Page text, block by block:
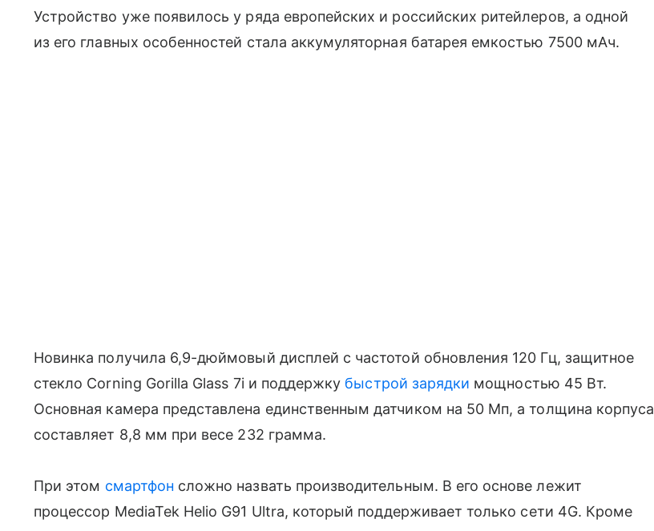
Устройство уже появилось у ряда европейских и российских ритейлеров, а одной
из его главных особенностей стала аккумуляторная батарея емкостью 7500 мАч.
Новинка получила 6,9-дюймовый дисплей с частотой обновления 120 Гц, защитное
стекло Corning Gorilla Glass 7i и поддержку быстрой зарядки мощностью 45 Вт.
Основная камера представлена единственным датчиком на 50 Мп, а толщина корпуса
составляет 8,8 мм при весе 232 грамма.
При этом смартфон сложно назвать производительным. В его основе лежит
процессор MediaTek Helio G91 Ultra, который поддерживает только сети 4G. Кроме